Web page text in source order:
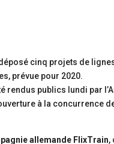
cinq projets de
prévue pour 2020.
rendus publics lundi par
à la concurrence
allemande FlixTrain,